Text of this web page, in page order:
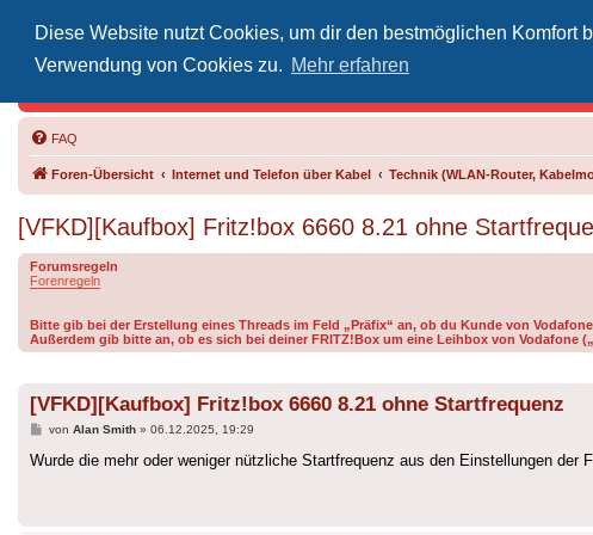
Diese Website nutzt Cookies, um dir den bestmöglichen
Verwendung von Cookies zu. Mehr erfahren
FAQ
Foren-Übersicht Internet und Telefon über Kabel Technik (WLAN-Router,
[VFKD][Kaufbox] Fritz!box 6660 8.21 ohne
Forumsregeln
Forenregeln
Bitte gib bei der Erstellung eines Threads im Feld „Präfix“ an, ob du Kunde von
Außerdem gib bitte an, ob es sich bei deiner FRITZ!Box um eine Leihbox von Vodafone
[VFKD][Kaufbox] Fritz!box 6660 8.21 ohne Startfrequenz
Beitrag
von Alan Smith» 06.12.2025, 19:29
Wurde die mehr oder weniger nützliche Startfrequenz aus den Einstellungen